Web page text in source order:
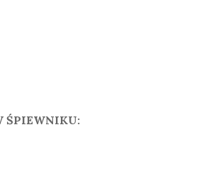
ŚPIEWNIKU: